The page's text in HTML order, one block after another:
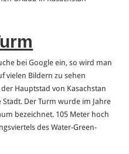
bei Google ein, so wird man
vielen Bildern zu sehen
Hauptstad von Kasachstan
Der Turm wurde im Jahre
bezeichnet. 105 Meter hoch
des Water-Green-